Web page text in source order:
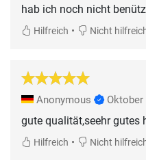
hab ich noch nicht
Hilfreich • Nicht
Anonymous Oktober
gute qualität,seehr gutes
Hilfreich • Nicht